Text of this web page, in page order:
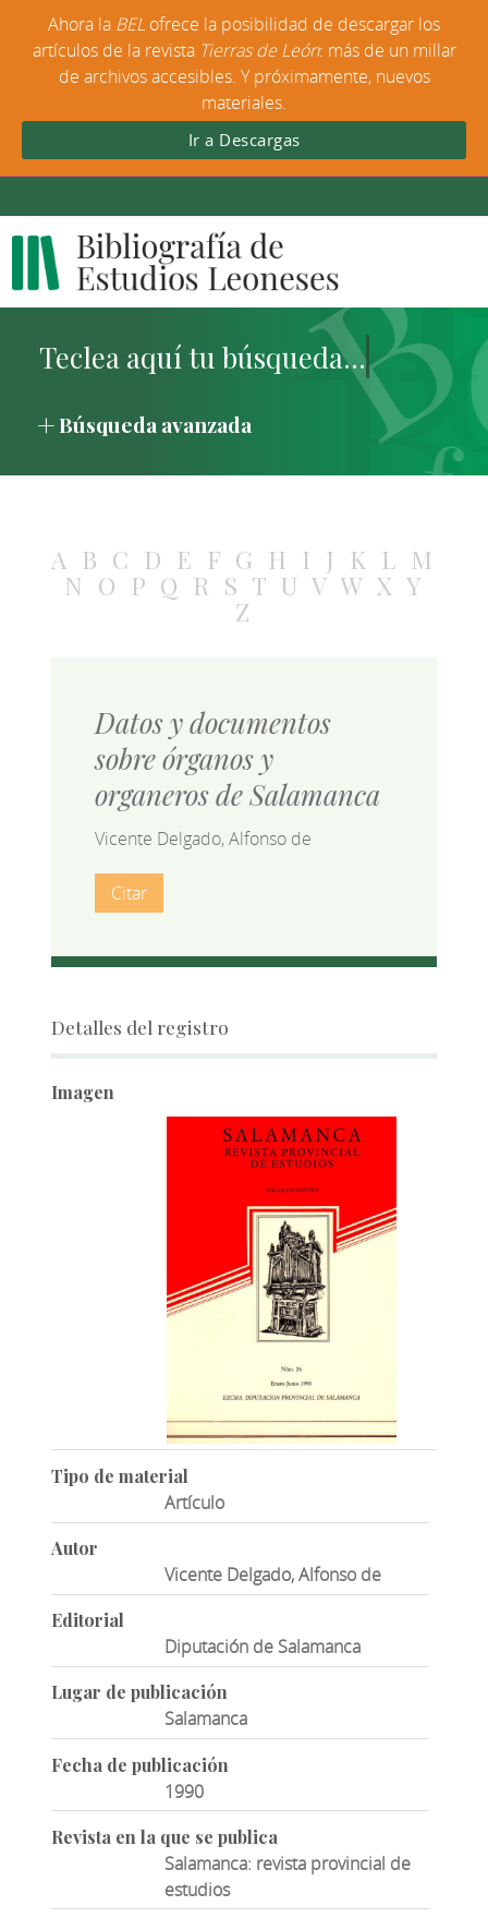
Búsqueda avanzada
A B C D E F G H I J K L M
N O P Q R S T U V W X Y
Z
Datos y documentos
sobre órganos y
organeros de Salamanca
Vicente Delgado, Alfonso de
Citar
Detalles del registro
Imagen
Tipo de material
Artículo
Autor
Vicente Delgado, Alfonso de
Editorial
Diputación de Salamanca
Lugar de publicación
Salamanca
Fecha de publicación
1990
Revista en la que se publica
Salamanca: revista provincial de
estudios
Ahora la BEL ofrece la posibilidad de descargar los
artículos de la revista Tierras de León: más de un millar
de archivos accesibles. Y próximamente, nuevos
materiales.
Ir a Descargas